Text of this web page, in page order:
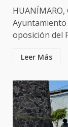
oposición del
Leer Más